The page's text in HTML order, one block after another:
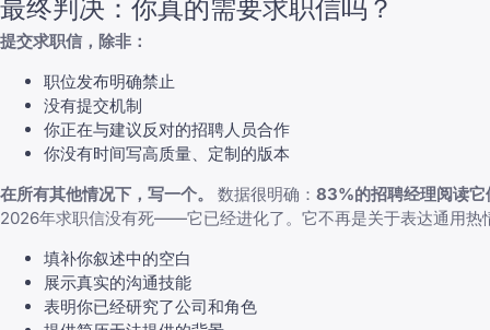
最终判决：你真的需要求职信吗？
提交求职信，除非：
职位发布明确禁止
没有提交机制
你正在与建议反对的招聘人员合作
你没有时间写高质量、定制的版本
在所有其他情况下，写一个。
数据很明确： 83%的招聘经理阅读
2026年求职信没有死——它已经进化了。它不再是关于表达通用热
填补你叙述中的空白
展示真实的沟通技能
表明你已经研究了公司和角色